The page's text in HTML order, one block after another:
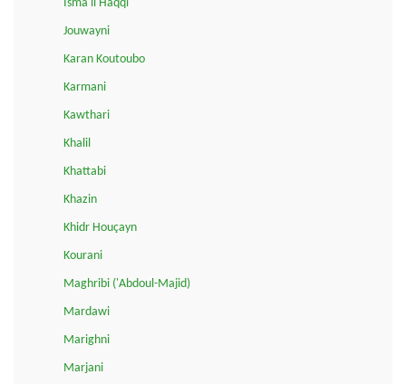
Isma'il Haqqi
Jouwayni
Karan Koutoubo
Karmani
Kawthari
Khalil
Khattabi
Khazin
Khidr Houçayn
Kourani
Maghribi ('Abdoul-Majid)
Mardawi
Marighni
Marjani